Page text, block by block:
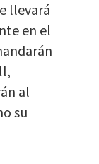
llevará
en el
al
su